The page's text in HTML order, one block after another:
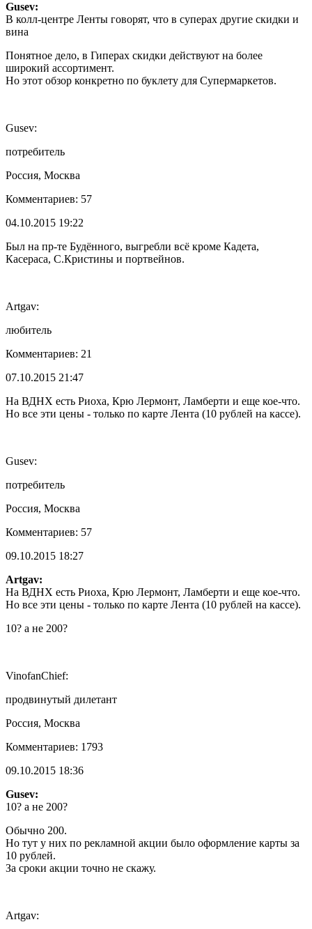
Gusev:
В колл-центре Ленты говорят, что в суперах другие скидки и
вина
Понятное дело, в Гиперах скидки действуют на более
широкий ассортимент.
Но этот обзор конкретно по буклету для Супермаркетов.
Gusev:
потребитель
Россия, Москва
Комментариев: 57
04.10.2015 19:22
Был на пр-те Будённого, выгребли всё кроме Кадета,
Касераса, С.Кристины и портвейнов.
Artgav:
любитель
Комментариев: 21
07.10.2015 21:47
На ВДНХ есть Риоха, Крю Лермонт, Ламберти и еще кое-что.
Но все эти цены - только по карте Лента (10 рублей на кассе).
Gusev:
потребитель
Россия, Москва
Комментариев: 57
09.10.2015 18:27
Artgav:
На ВДНХ есть Риоха, Крю Лермонт, Ламберти и еще кое-что.
Но все эти цены - только по карте Лента (10 рублей на кассе).
10? а не 200?
VinofanChief:
продвинутый дилетант
Россия, Москва
Комментариев: 1793
09.10.2015 18:36
Gusev:
10? а не 200?
Обычно 200.
Но тут у них по рекламной акции было оформление карты за
10 рублей.
За сроки акции точно не скажу.
Artgav: